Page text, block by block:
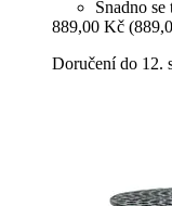
Snadno se
889,00 Kč
Doručení do 12.